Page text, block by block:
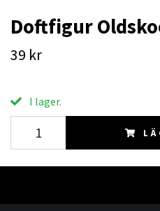
Doftfigur
39 kr
I lager.